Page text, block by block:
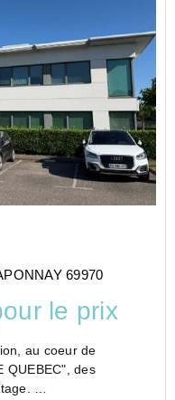
69970
le prix
au coeur de
QUEBEC", des